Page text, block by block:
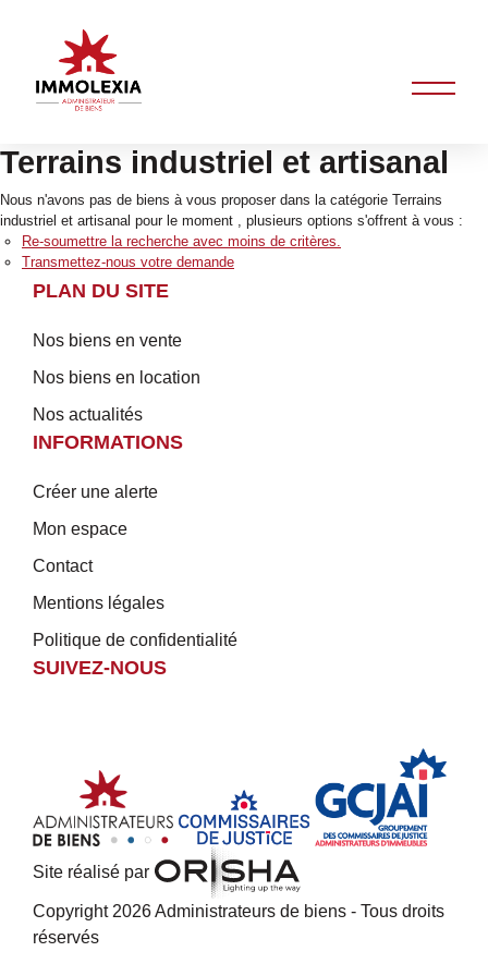
Terrains industriel et artisanal
Nous n'avons pas de biens à vous proposer dans la catégorie Terrains
industriel et artisanal pour le moment , plusieurs options s'offrent à vous :
Re-soumettre la recherche avec moins de critères.
Transmettez-nous votre demande
PLAN DU SITE
Nos biens en vente
Nos biens en location
Nos actualités
INFORMATIONS
Créer une alerte
Mon espace
Contact
Mentions légales
Politique de confidentialité
SUIVEZ-NOUS
Site réalisé par
Copyright 2026 Administrateurs de biens - Tous droits
réservés